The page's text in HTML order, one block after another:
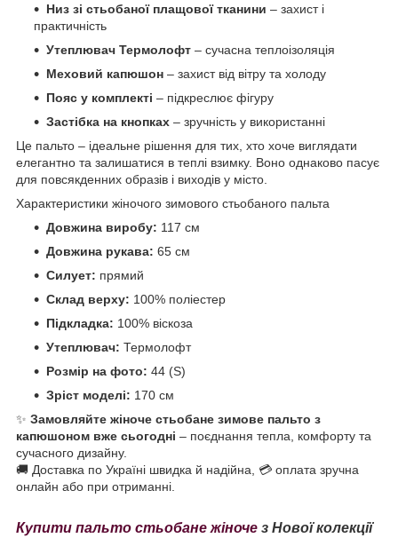
Низ зі стьобаної плащової тканини – захист і
практичність
Утеплювач Термолофт – сучасна теплоізоляція
Меховий капюшон – захист від вітру та холоду
Пояс у комплекті – підкреслює фігуру
Застібка на кнопках – зручність у використанні
Це пальто – ідеальне рішення для тих, хто хоче виглядати
елегантно та залишатися в теплі взимку. Воно однаково пасує
для повсякденних образів і виходів у місто.
Характеристики жіночого зимового стьобаного пальта
Довжина виробу: 117 см
Довжина рукава: 65 см
Силует: прямий
Склад верху: 100% поліестер
Підкладка: 100% віскоза
Утеплювач: Термолофт
Розмір на фото: 44 (S)
Зріст моделі: 170 см
✨ Замовляйте жіноче стьобане зимове пальто з
капюшоном вже сьогодні – поєднання тепла, комфорту та
сучасного дизайну.
🚚 Доставка по Україні швидка й надійна, 💳 оплата зручна
онлайн або при отриманні.
Купити пальто стьобане жіноче з Нової колекції